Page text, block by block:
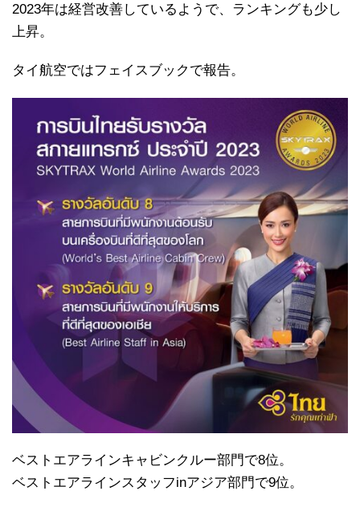
2023年は経営改善しているようで、ランキングも少し
上昇。
タイ航空ではフェイスブックで報告。
ベストエアラインキャビンクルー部門で8位。
ベストエアラインスタッフinアジア部門で9位。